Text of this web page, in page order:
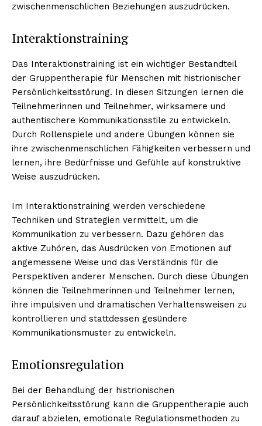
zwischenmenschlichen Beziehungen auszudrücken.
Interaktionstraining
Das Interaktionstraining ist ein wichtiger Bestandteil
der Gruppentherapie für Menschen mit histrionischer
Persönlichkeitsstörung. In diesen Sitzungen lernen die
Teilnehmerinnen und Teilnehmer, wirksamere und
authentischere Kommunikationsstile zu entwickeln.
Durch Rollenspiele und andere Übungen können sie
ihre zwischenmenschlichen Fähigkeiten verbessern und
lernen, ihre Bedürfnisse und Gefühle auf konstruktive
Weise auszudrücken.
Im Interaktionstraining werden verschiedene
Techniken und Strategien vermittelt, um die
Kommunikation zu verbessern. Dazu gehören das
aktive Zuhören, das Ausdrücken von Emotionen auf
angemessene Weise und das Verständnis für die
Perspektiven anderer Menschen. Durch diese Übungen
können die Teilnehmerinnen und Teilnehmer lernen,
ihre impulsiven und dramatischen Verhaltensweisen zu
kontrollieren und stattdessen gesündere
Kommunikationsmuster zu entwickeln.
Emotionsregulation
Bei der Behandlung der histrionischen
Persönlichkeitsstörung kann die Gruppentherapie auch
darauf abzielen, emotionale Regulationsmethoden zu